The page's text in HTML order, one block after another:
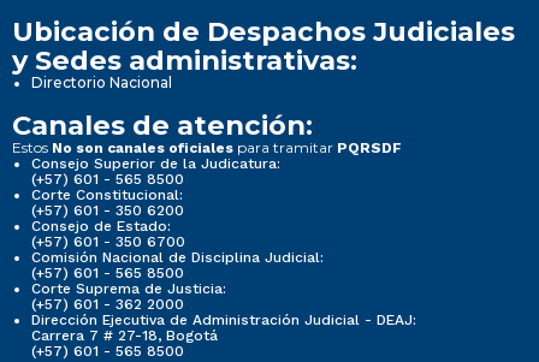
Ubicación de Despachos Judiciales
y Sedes administrativas:
Directorio Nacional
Canales de atención:
Estos No son canales oficiales para tramitar PQRSDF
Consejo Superior de la Judicatura:
(+57) 601 - 565 8500
Corte Constitucional:
(+57) 601 - 350 6200
Consejo de Estado:
(+57) 601 - 350 6700
Comisión Nacional de Disciplina Judicial:
(+57) 601 - 565 8500
Corte Suprema de Justicia:
(+57) 601 - 362 2000
Dirección Ejecutiva de Administración Judicial - DEAJ:
Carrera 7 # 27-18, Bogotá
(+57) 601 - 565 8500